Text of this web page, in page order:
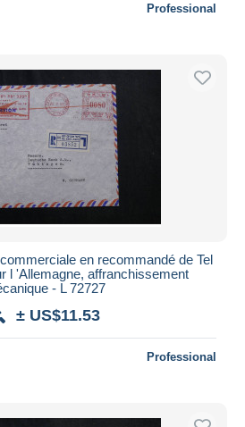
Professional
en recommandé de Tel
l 'Allemagne, affranchissement
- L 72727
± US$11.53
Professional